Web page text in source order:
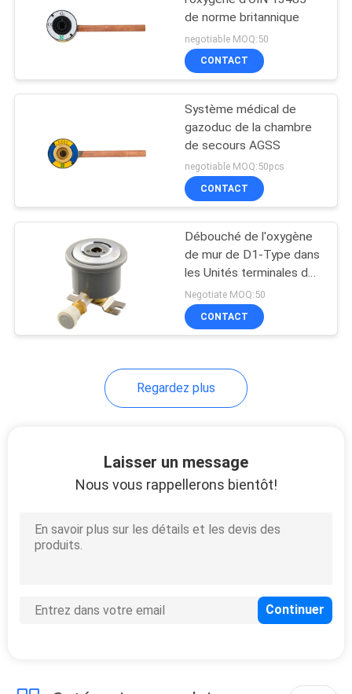
de norme britannique
negotiable MOQ:50
CONTACT
Système médical de
gazoduc de la chambre
de secours AGSS
negotiable MOQ:50pcs
CONTACT
Débouché de l'oxygène
de mur de D1-Type dans
les Unités terminales de
gaz médical d'hôpital
Negotiate MOQ:50
CONTACT
Regardez plus
Laisser un message
Nous vous rappellerons bientôt!